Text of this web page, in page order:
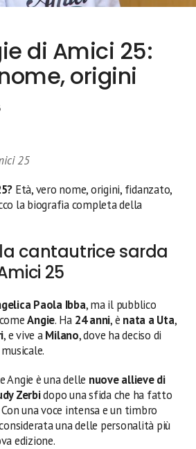
di Amici 25:
origini
25
Età, vero nome, origini, fidanzato,
la biografia completa della
cantautrice sarda
25
Paola Ibba, ma il pubblico
Angie. Ha 24 anni, è nata a Uta,
, e vive aMilano, dove ha deciso di
Angie è una delle nuove allieve di
Zerbidopo una sfida che ha fatto
una voce intensa e un timbro
una delle personalità più
edizione.